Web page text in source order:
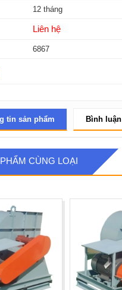
12 tháng
Liên hệ
6867
tin sản phẩm Bình luận
CÙNG LOẠI